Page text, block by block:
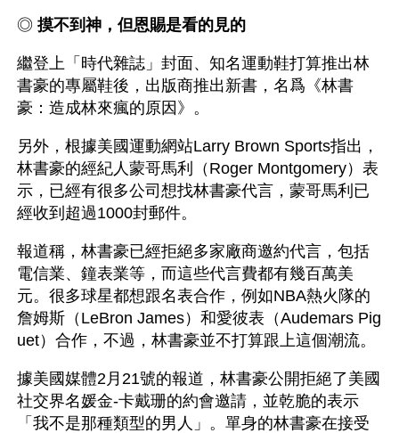
◎ 摸不到神，但恩賜是看的見的
繼登上「時代雜誌」封面、知名運動鞋打算推出林
書豪的專屬鞋後，出版商推出新書，名爲《林書
豪：造成林來瘋的原因》。
另外，根據美國運動網站Larry Brown Sports指出，
林書豪的經紀人蒙哥馬利（Roger Montgomery）表
示，已經有很多公司想找林書豪代言，蒙哥馬利已
經收到超過1000封郵件。
報道稱，林書豪已經拒絕多家廠商邀約代言，包括
電信業、鐘表業等，而這些代言費都有幾百萬美
元。很多球星都想跟名表合作，例如NBA熱火隊的
詹姆斯（LeBron James）和愛彼表（Audemars Pig
uet）合作，不過，林書豪並不打算跟上這個潮流。
據美國媒體2月21號的報道，林書豪公開拒絕了美國
社交界名媛金-卡戴珊的約會邀請，並乾脆的表示
「我不是那種類型的男人」。單身的林書豪在接受